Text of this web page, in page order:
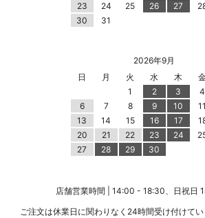
23
24 25 26 27
30
31
2026年9月
日
月 火 水 木
1
2 3 4
6
7 8 9 10 11
13
14 15 16 17
20
21 22 23 24
27
28 29 30
店舗営業時間 | 14:00 - 18:30、日祝日
ご注文は休業日に関わりなく24時間受け付けて